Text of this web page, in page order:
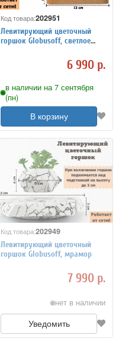
Код товара:202951
Левитирующий цветочный
горшок Globusoff, светлое
6 990 р.
в наличии на 7 сентября
(пн)
В корзину
Код товара:202949
Левитирующий цветочный
горшок Globusoff, мрамор
7 990 р.
нет в наличии
Уведомить